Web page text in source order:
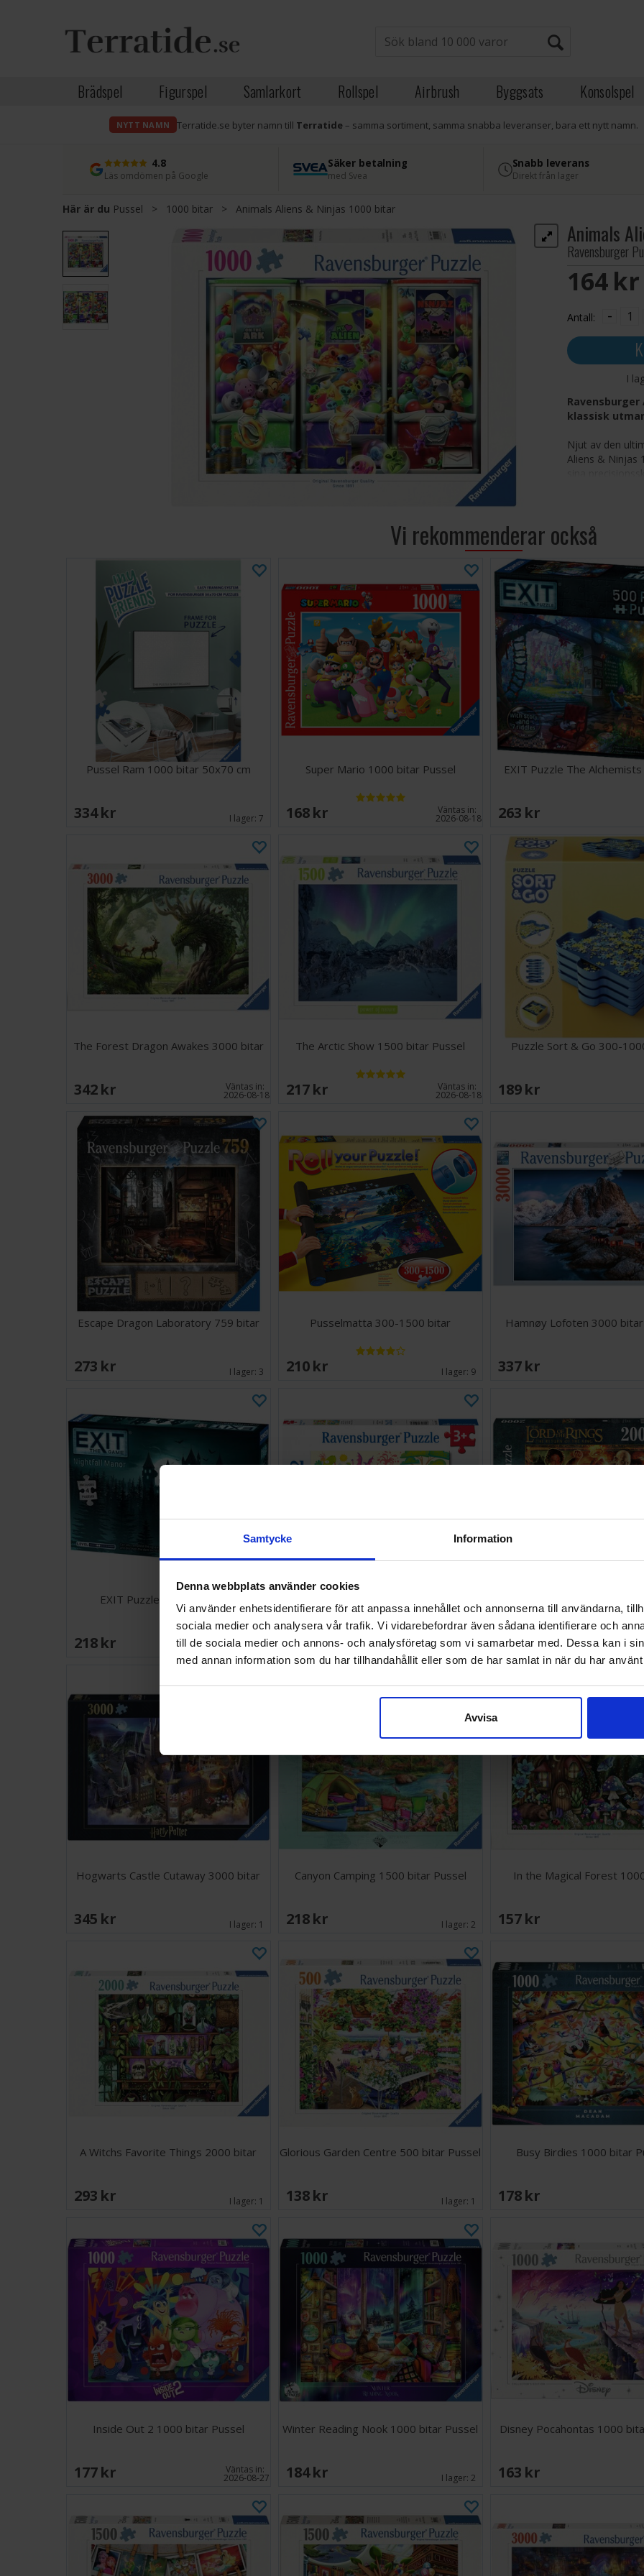
Samtycke Information
Denna webbplats använder cookies
Vi använder enhetsidentifierare för att anpassa innehållet och annonserna till användarna,
sociala medier och analysera vår trafik. Vi vidarebefordrar även sådana identifierare och
till de sociala medier och annons- och analysföretag som vi samarbetar med. Dessa kan i
med annan information som du har tillhandahållit eller som de har samlat in när du har
Avvisa
Brädspel Figurspel Samlarkort Rollspel Airbrush Byggsats Konsolspel
NYTT NAMN Terratide.se byter namn till Terratide– samma sortiment, samma snabba leveranser, bara ett nytt namn.
4.8
Läs omdömen på Google
Säker betalning
med Svea
Snabb leverans
Direkt från lager
Här är du Pussel > 1000 bitar > Animals Aliens & Ninjas 1000 bitar
Animals
Ravensburger
164 SEK
Antall: -
I
Ravensburger
klassisk
Njut av den
Aliens & Ninjas
sina
mellan
sömlösa
kommer
för en
för ett
Perfekt
eller
Med
fördjupa dig i
mästerverk med
Vi rekommenderar också
Pussel Ram 1000 bitar 50x70 cm
334 SEK I lager:7
Super Mario 1000 bitar Pussel
168 SEK Väntas in:
2026-08-18
EXIT Puzzle The
263 SEK
The Forest Dragon Awakes 3000 bitar
342 SEK Väntas in:
2026-08-18
The Arctic Show 1500 bitar Pussel
217 SEK Väntas in:
2026-08-18
Puzzle Sort & Go 300-
189 SEK
Escape Dragon Laboratory 759 bitar
273 SEK I lager: 3
Pusselmatta 300-1500 bitar
210 SEK I lager: 9
Hamnøy Lofoten 3000
337 SEK
EXIT Puzzle Nightfall Manor
218 SEK Väntas in:
2026-09-30 128 SEK Väntas in:
2026-08-18 298 SEK
Hogwarts Castle Cutaway 3000 bitar
345 SEK I lager: 1
Canyon Camping 1500 bitar Pussel
218 SEK I lager:2
In the Magical Forest
157 SEK
A Witchs Favorite Things 2000 bitar
293 SEK I lager: 1
Glorious Garden Centre 500 bitar Pussel
138 SEK I lager: 1
Busy Birdies 1000 bitar
178 SEK
Inside Out 2 1000 bitar Pussel
177 SEK Väntas in:
2026-08-27
Winter Reading Nook 1000 bitar Pussel
184 SEK I lager:2
Disney Pocahontas 1000
163 SEK